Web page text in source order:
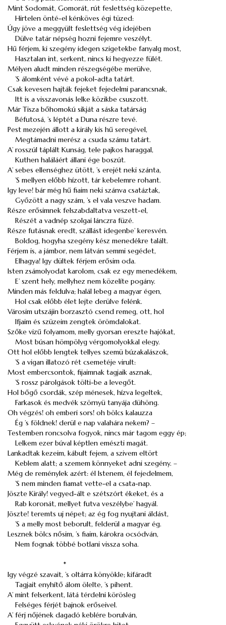
Mint Sodomát, Gomorát, rút feslettség közepette,
Hirtelen önté-el kénköves égi tüzed:
Úgy jöve a meggyült feslettség vég idejében
Dülve tatár népség hozni fejemre veszélyt.
Hű férjem, ki szegény idegen szigetekbe fanyalg most,
Hasztalan int, serkent, nincs ki hegyezze fülét.
Mélyen aludt minden részegségébe merülve,
’S álomként vévé a pokol-adta tatárt.
Csak kevesen hajták fejeket fejedelmi parancsnak,
Itt is a visszavonás lelke közikbe csuszott.
Már Tisza bőhomokú sikját a sáska tatárság
Béfutosá, ’s léptét a Duna részre tevé.
Pest mezején állott a király kis hű seregével,
Megtámadni merész a csuda számu tatárt.
A’ rosszúl táplált Kunság, tele pajkos haraggal,
Kuthen haláláért állani ége boszút.
A’ sebes ellenséghez ütött, ’s erejét neki szánta,
’S mellyen előbb hízott, tár kebelemre rohant.
Igy leve! bár még hű fiaim neki szánva csatáztak,
Győzött a nagy szám, ’s el vala veszve hadam.
Része erősimnek felszabdaltatva veszett-el,
Részét a vadnép szolgai lánczra füzé.
Része futásnak eredt, szállást idegenbe’ keresvén.
Boldog, hogyha szegény kész menedékre talált.
Férjem is, a jámbor, nem látván semmi segédet,
Elhagya! Igy dültek férjem erősim oda.
Isten zsámolyodat karolom, csak ez egy menedékem,
E’ szent hely, mellyhez nem közelíte pogány.
Minden más feldulva; halál lebeg a magyar égen,
Hol csak előbb élet lejte derülve felénk.
Városim utszájin borzasztó csend remeg, ott, hol
Ifjaim és szüzeim zengtek örömdalokat.
Szőke vizű folyamom, melly gyorsan ereszte hajókat,
Most búsan hömpölyg vérgomolyokkal elegy.
Ott hol előbb lengtek tellyes szemü búzakalászok,
’S a vigan illatozó rét csemetéje virult:
Most embercsontok, fijaimnak tagjaik asznak,
’S rossz párolgások tölti-be a levegőt.
Hol bőgő csordák, szép ménesek, hízva legeltek,
Farkasok és medvék szörnyü tanyája dühöng.
Oh végzés! oh emberi sors! oh bölcs kalauzza
Ég ’s földnek! derül e nap valahára nekem? –
Testemben roncsolva fogyok, nincs már tagom eggy ép;
Lelkem ezer búval képtlen emészti magát.
Lankadtak kezeim, kábult fejem, a szivem eltört
Keblem alatt; a szemem könnyeket adni szegény. –
Még de reménylek azért: él Istenem, él fejedelmem,
’S nem minden fiamat vette-el a csata-nap.
Jöszte Király! vegyed-ált e szétszórt ékeket, és a
Rab koronát, mellyet futva veszélybe’ hagyál.
Jöszte! teremts uj népet; az ég fog nyujtani áldást,
’S a melly most beborult, felderül a magyar ég.
Lesznek bölcs nősim, ’s fiaim, károkra ocsódván,
Nem fognak többé botlani vissza soha.
*
Igy végzé szavait, ’s oltárra könyökle; kifáradt
Tagjait enyhítő álom ölelte, ’s pihent.
A’ mint felserkent, látá térdelni körösleg
Felséges férjét bajnok erőseivel.
A’ férj nőjének dagadó keblére borulván,